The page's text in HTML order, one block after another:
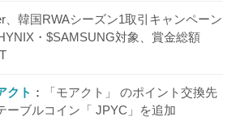
、韓国RWAシーズン1取引キャンペーン
・$SAMSUNG対象、賞金総額
クト
「モアクト」 のポイント交換先
ーブルコイン「 JPYC」を追加